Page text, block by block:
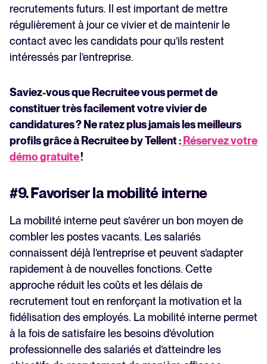
recrutements futurs. Il est important de mettre
régulièrement à jour ce vivier et de maintenir le
contact avec les candidats pour qu’ils restent
intéressés par l’entreprise.
Saviez-vous que Recruitee vous permet de
constituer très facilement votre vivier de
candidatures ? Ne ratez plus jamais les meilleurs
profils grâce à Recruitee by Tellent : Réservez votre
démo gratuite!
#9. Favoriser la mobilité interne
La mobilité interne peut s’avérer un bon moyen de
combler les postes vacants. Les salariés
connaissent déjà l’entreprise et peuvent s’adapter
rapidement à de nouvelles fonctions. Cette
approche réduit les coûts et les délais de
recrutement tout en renforçant la motivation et la
fidélisation des employés. La mobilité interne permet
à la fois de satisfaire les besoins d’évolution
professionnelle des salariés et d’atteindre les